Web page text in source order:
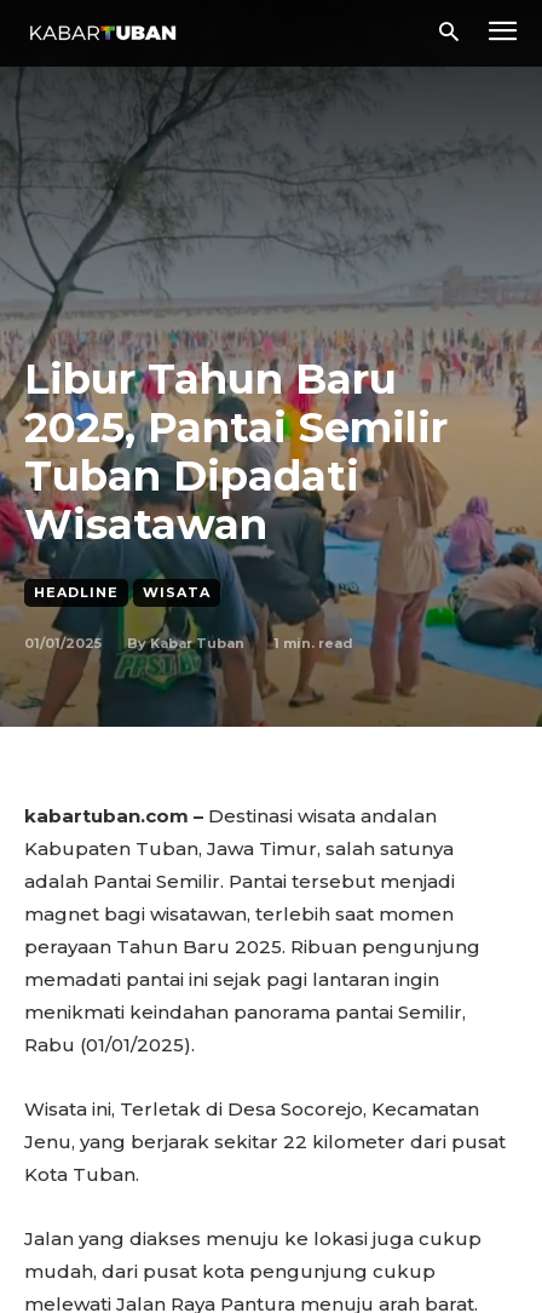
Libur Tahun Baru
2025, Pantai Semilir
Tuban Dipadati
Wisatawan
HEADLINE WISATA
01/01/2025 By Kabar Tuban 1 min. read
kabartuban.com – Destinasi wisata andalan
Kabupaten Tuban, Jawa Timur, salah satunya
adalah Pantai Semilir. Pantai tersebut menjadi
magnet bagi wisatawan, terlebih saat momen
perayaan Tahun Baru 2025. Ribuan pengunjung
memadati pantai ini sejak pagi lantaran ingin
menikmati keindahan panorama pantai Semilir,
Rabu (01/01/2025).
Wisata ini, Terletak di Desa Socorejo, Kecamatan
Jenu, yang berjarak sekitar 22 kilometer dari pusat
Kota Tuban.
Jalan yang diakses menuju ke lokasi juga cukup
mudah, dari pusat kota pengunjung cukup
melewati Jalan Raya Pantura menuju arah barat.